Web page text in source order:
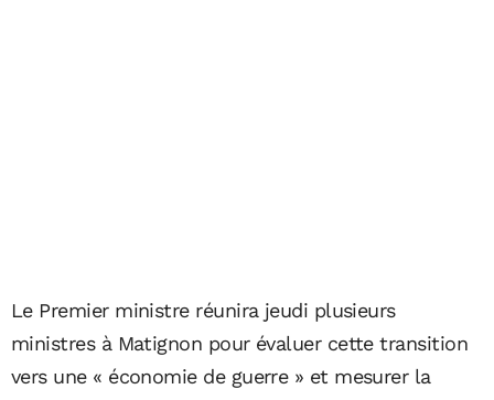
Le Premier ministre réunira jeudi plusieurs
ministres à Matignon pour évaluer cette transition
vers une « économie de guerre » et mesurer la